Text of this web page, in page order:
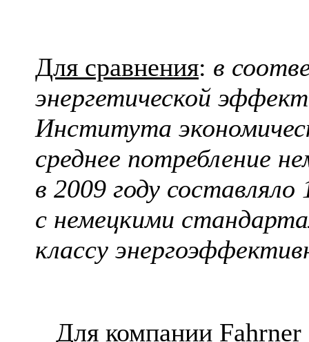
Для сравнения: в
энергетической
Института
среднее потребление
в 2009 году
с немецкими
классу
Для компании Fahrner